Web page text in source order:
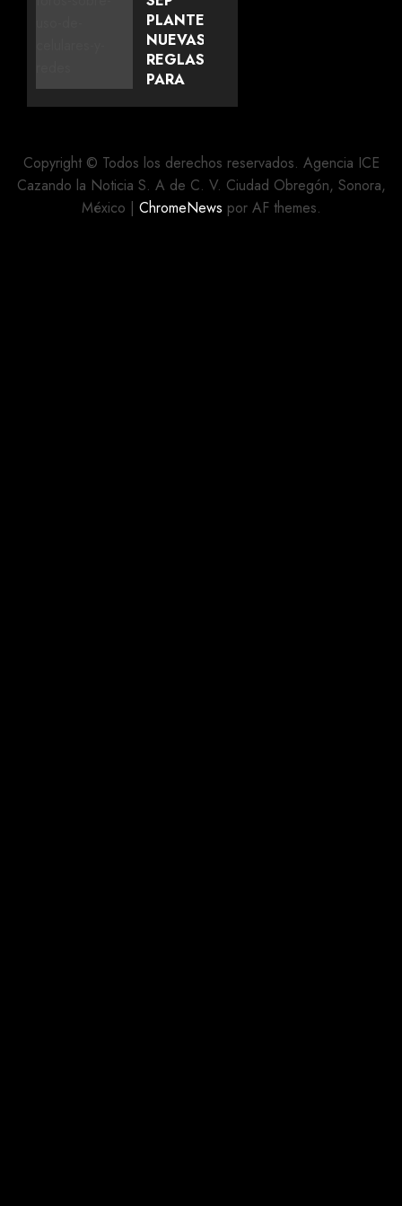
IGNACIO
ZARAGOZA
EN
PUEBLA
PLANTEA
NUEVAS
REGLAS
PARA
EL USO
DE
CELULARES
Y
Copyright © Todos los derechos reservados. Agencia ICE
Cazando la Noticia S. A de C. V. Ciudad Obregón, Sonora,
México | ChromeNews por AF themes.